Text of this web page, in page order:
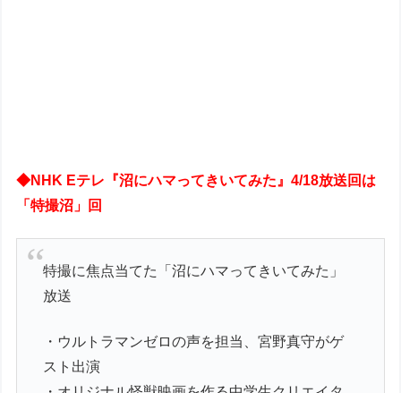
◆NHK Eテレ『沼にハマってきいてみた』4/18放送回は
「特撮沼」回
特撮に焦点当てた「沼にハマってきいてみた」
放送
・ウルトラマンゼロの声を担当、宮野真守がゲ
スト出演